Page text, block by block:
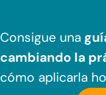
Consigue una
cambiando la
cómo aplicarla